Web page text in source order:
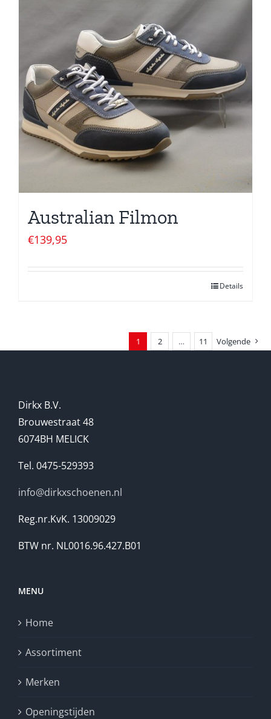
Australian Filmon
€139,95
Details
1 2 … 11 Volgende
Dirkx B.V.
Brouwestraat 48
6074BH MELICK
Tel. 0475-529393
info@dirkxschoenen.nl
Reg.nr.KvK. 13009029
BTW nr. NL0016.96.427.B01
MENU
Home
Assortiment
Merken
Openingstijden